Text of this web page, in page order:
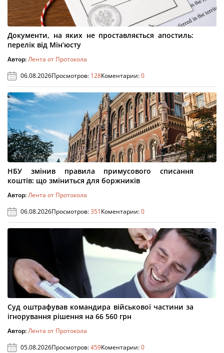
Документи, на яких не проставляється апостиль:
перелік від Мін’юсту
Автор:Лента от Протокола
06.08.2026Просмотров: 128Коментарии:0
НБУ змінив правила примусового списання
коштів: що зміниться для боржників
Автор:Лента от Протокола
06.08.2026Просмотров:351Коментарии:0
Суд оштрафував командира військової частини за
ігнорування рішення на 66 560 грн
Автор:Лента от Протокола
05.08.2026Просмотров:459Коментарии:0